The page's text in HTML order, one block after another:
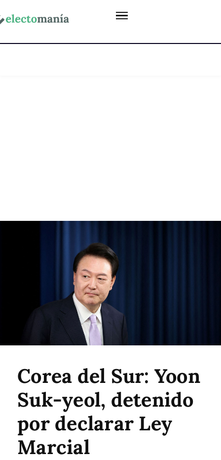
Corea del Sur: Yoon
Suk-yeol, detenido
por declarar Ley
Marcial